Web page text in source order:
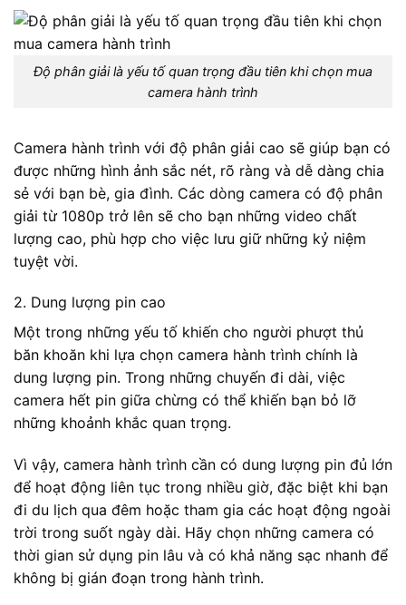
Độ phân giải là yếu tố quan trọng đầu tiên khi chọn mua
camera hành trình
Camera hành trình với độ phân giải cao sẽ giúp bạn có
được những hình ảnh sắc nét, rõ ràng và dễ dàng chia
sẻ với bạn bè, gia đình. Các dòng camera có độ phân
giải từ 1080p trở lên sẽ cho bạn những video chất
lượng cao, phù hợp cho việc lưu giữ những kỷ niệm
tuyệt vời.
2. Dung lượng pin cao
Một trong những yếu tố khiến cho người phượt thủ
băn khoăn khi lựa chọn camera hành trình chính là
dung lượng pin. Trong những chuyến đi dài, việc
camera hết pin giữa chừng có thể khiến bạn bỏ lỡ
những khoảnh khắc quan trọng.
Vì vậy, camera hành trình cần có dung lượng pin đủ lớn
để hoạt động liên tục trong nhiều giờ, đặc biệt khi bạn
đi du lịch qua đêm hoặc tham gia các hoạt động ngoài
trời trong suốt ngày dài. Hãy chọn những camera có
thời gian sử dụng pin lâu và có khả năng sạc nhanh để
không bị gián đoạn trong hành trình.